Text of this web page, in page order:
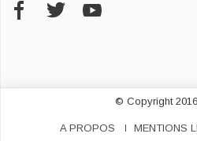
© Copyright
A PROPOS MENTIONS